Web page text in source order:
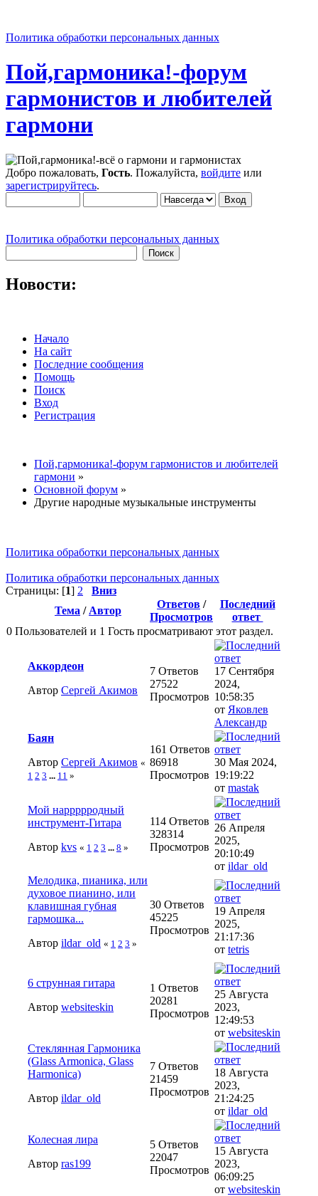
Политика обработки персональных данных
Пой,гармоника!-форум
гармонистов и любителей
гармони
Добро пожаловать, Гость. Пожалуйста, войдите или
зарегистрируйтесь.
Политика обработки персональных данных
Новости:
Начало
На сайт
Последние сообщения
Помощь
Поиск
Вход
Регистрация
Пой,гармоника!-форум гармонистов и любителей
гармони »
Основной форум »
Другие народные музыкальные инструменты
Политика обработки персональных данных
Политика обработки персональных данных
Страницы: [1] 2
Вниз
Тема / Автор
Ответов /
Просмотров
Последний
ответ
0 Пользователей и 1 Гость просматривают этот раздел.
Аккордеон
Автор Сергей Акимов
7 Ответов
27522
Просмотров
17 Сентября
2024,
10:58:35
от Яковлев
Александр
Баян
Автор Сергей Акимов «
1 2 3 ... 11 »
161 Ответов
86918
Просмотров
30 Мая 2024,
19:19:22
от mastak
Мой наррррродный
инструмент-Гитара
Автор kvs « 1 2 3 ... 8 »
114 Ответов
328314
Просмотров
26 Апреля
2025,
20:10:49
от ildar_old
Мелодика, пианика, или
духовое пианино, или
клавишная губная
гармошка...
Автор ildar_old « 1 2 3 »
30 Ответов
45225
Просмотров
19 Апреля
2025,
21:17:36
от tetris
6 струнная гитара
Автор websiteskin
1 Ответов
20281
Просмотров
25 Августа
2023,
12:49:53
от websiteskin
Стеклянная Гармоника
(Glass Armonica, Glass
Harmonica)
Автор ildar_old
7 Ответов
21459
Просмотров
18 Августа
2023,
21:24:25
от ildar_old
Колесная лира
Автор ras199
5 Ответов
22047
Просмотров
15 Августа
2023,
06:09:25
от websiteskin